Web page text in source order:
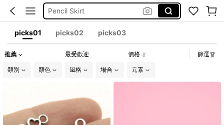
Pencil Skirt
米白色短版西裝外套
銀色背心
孕婦裝
Under Armour
picks01 picks02 picks03
推薦 最受歡迎 價格 篩選
類別 顏色 風格 場合 元素